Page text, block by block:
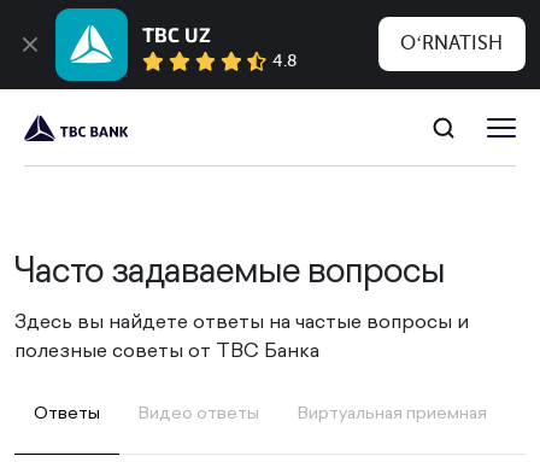
TBC UZ
4.8
OʻRNATISH
Часто задаваемые вопросы
Здесь вы найдете ответы на частые вопросы и
полезные советы от ТВС Банка
Ответы Видео ответы Виртуальная приемная